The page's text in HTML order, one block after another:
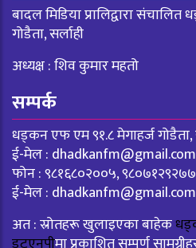
बादल मिडिया प्रालिद्वारा
गोडैता, सर्लाही
अध्यक्ष : शिव कुमार महतो
सम्पर्क
धड्कन एफ एम ९१.८ मेगाहर्ज गोडैता,
ई-मेल : dhadkanfm@gmail.com
फोन : ९८१६८०२००५, ९८०७१२९२७७
ई-मेल : dhadkanfm@gmail.com
अत : स्रोतहरू खुलाइएका बाहेक